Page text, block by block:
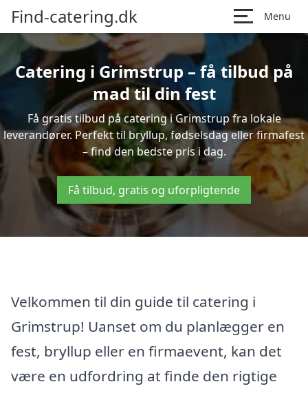
Find-catering.dk Menu
Catering i Grimstrup – få tilbud på
mad til din fest
Få gratis tilbud på catering i Grimstrup fra lokale
leverandører. Perfekt til bryllup, fødselsdag eller firmafest
– find den bedste pris i dag.
Få tilbud, gratis og uforpligtende
Velkommen til din guide til catering i
Grimstrup! Uanset om du planlægger en
fest, bryllup eller en firmaevent, kan det
være en udfordring at finde den rigtige